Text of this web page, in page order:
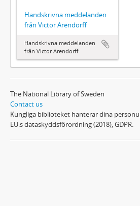
Handskrivna meddelanden
från Victor Arendorff
Handskrivna meddelanden
från Victor Arendorff
The National Library of Sweden
Contact us
Kungliga biblioteket hanterar dina
EU:s dataskyddsförordning (2018), GDPR.